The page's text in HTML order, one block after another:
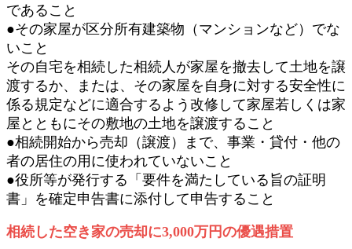
であること
●その家屋が区分所有建築物（マンションなど）でな
いこと
その自宅を相続した相続人が家屋を撤去して土地を譲
渡するか、または、その家屋を自身に対する安全性に
係る規定などに適合するよう改修して家屋若しくは家
屋とともにその敷地の土地を譲渡すること
●相続開始から売却（譲渡）まで、事業・貸付・他の
者の居住の用に使われていないこと
●役所等が発行する「要件を満たしている旨の証明
書」を確定申告書に添付して申告すること
相続した空き家の売却に3,000万円の優遇措置